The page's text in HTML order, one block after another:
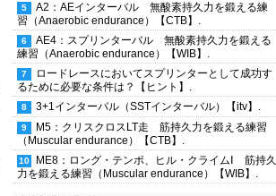
A2：AEインターバル 無酸素持久力を鍛える練
習（Anaerobic endurance）【CTB】.
AE4：スプリンターバル 無酸素持久力を鍛える
練習（Anaerobic endurance）【WIB】.
ロードレースにおいてスプリンターとして成功す
るために必要な条件は？【ヒント】.
3+1インターバル（SSTインターバル）【itv】.
M5：クリスクロスLT走 筋持久力を鍛える練習
（Muscular endurance）【CTB】.
ME8：ロング・テンポ、ヒル・クライムⅠ 筋持久
力を鍛える練習（Muscular endurance）【WIB】.